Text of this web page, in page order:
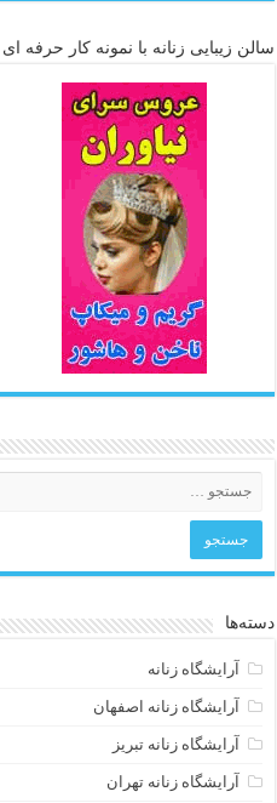
سالن زیبایی زنانه با نمونه کار حرفه ای
دسته‌ها
آرایشگاه زنانه
آرایشگاه زنانه اصفهان
آرایشگاه زنانه تبریز
آرایشگاه زنانه تهران